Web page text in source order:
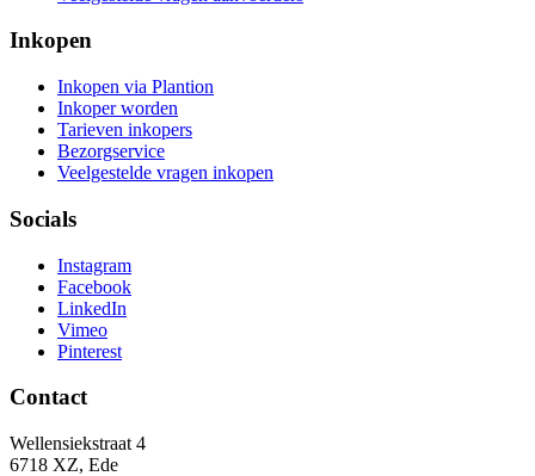
Inkopen
Inkopen via Plantion
Inkoper worden
Tarieven inkopers
Bezorgservice
Veelgestelde vragen inkopen
Socials
Instagram
Facebook
LinkedIn
Vimeo
Pinterest
Contact
Wellensiekstraat 4
6718 XZ, Ede